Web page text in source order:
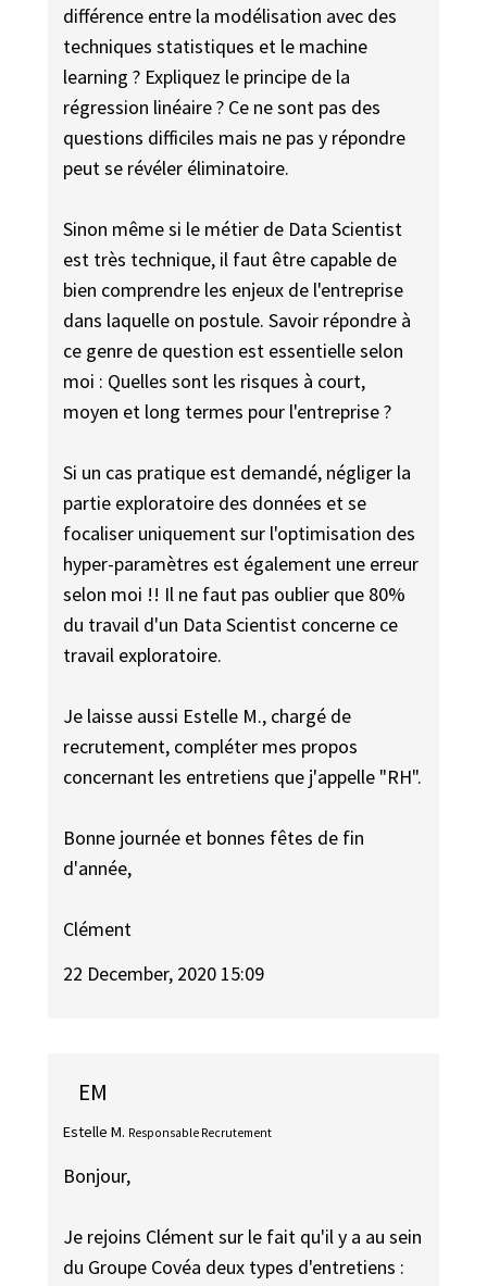
différence entre la modélisation avec des
techniques statistiques et le machine
learning ? Expliquez le principe de la
régression linéaire ? Ce ne sont pas des
questions difficiles mais ne pas y répondre
peut se révéler éliminatoire.
Sinon même si le métier de Data Scientist
est très technique, il faut être capable de
bien comprendre les enjeux de l'entreprise
dans laquelle on postule. Savoir répondre à
ce genre de question est essentielle selon
moi : Quelles sont les risques à court,
moyen et long termes pour l'entreprise ?
Si un cas pratique est demandé, négliger la
partie exploratoire des données et se
focaliser uniquement sur l'optimisation des
hyper-paramètres est également une erreur
selon moi !! Il ne faut pas oublier que 80%
du travail d'un Data Scientist concerne ce
travail exploratoire.
Je laisse aussi Estelle M., chargé de
recrutement, compléter mes propos
concernant les entretiens que j'appelle "RH".
Bonne journée et bonnes fêtes de fin
d'année,
Clément
22 December, 2020 15:09
EM
Estelle M. Responsable Recrutement
Bonjour,
Je rejoins Clément sur le fait qu'il y a au sein
du Groupe Covéa deux types d'entretiens :